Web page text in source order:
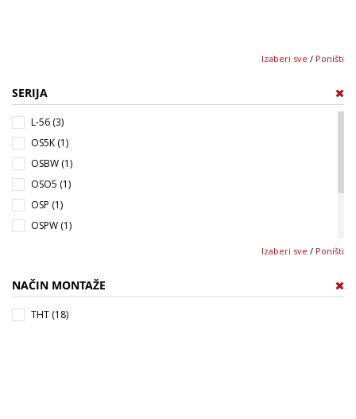
Izaberi sve / Poništi
SERIJA
L-56 (3)
OS5K (1)
OSBW (1)
OSO5 (1)
OSP (1)
OSPW (1)
OSUB (1)
OSY (4)
Izaberi sve / Poništi
NAČIN MONTAŽE
THT (18)